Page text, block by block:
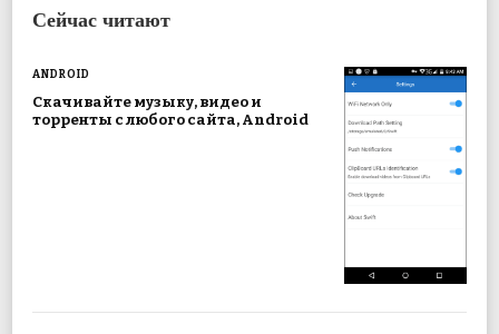
Сейчас читают
ANDROID
Скачивайте музыку, видео и
торренты с любого сайта, Android